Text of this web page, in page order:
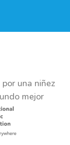
una niñez
mejor